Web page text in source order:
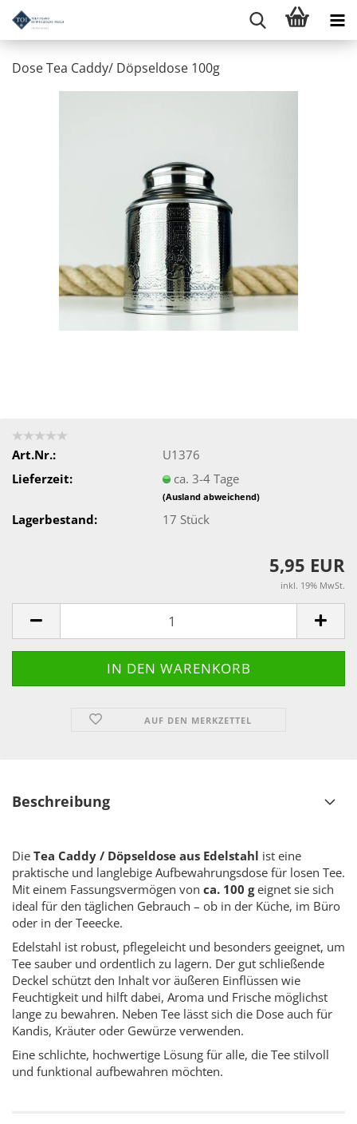
Dose Tea Caddy/ Döpseldose 100g
Art.Nr.:
U1376
Lieferzeit:
ca. 3-4 Tage
(Ausland abweichend)
Lagerbestand: 17 Stück
5,95 EUR
inkl. 19% MwSt.
AUF DEN MERKZETTEL
Beschreibung
Die Tea Caddy / Döpseldose aus Edelstahl ist eine
praktische und langlebige Aufbewahrungsdose für losen Tee.
Mit einem Fassungsvermögen von ca. 100 geignet sie sich
ideal für den täglichen Gebrauch – ob in der Küche, im Büro
oder in der Teeecke.
Edelstahl ist robust, pflegeleicht und besonders geeignet, um
Tee sauber und ordentlich zu lagern. Der gut schließende
Deckel schützt den Inhalt vor äußeren Einflüssen wie
Feuchtigkeit und hilft dabei, Aroma und Frische möglichst
lange zu bewahren. Neben Tee lässt sich die Dose auch für
Kandis, Kräuter oder Gewürze verwenden.
Eine schlichte, hochwertige Lösung für alle, die Tee stilvoll
und funktional aufbewahren möchten.